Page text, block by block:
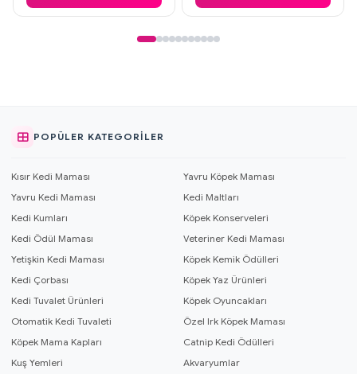
POPÜLER KATEGORILER
Kısır Kedi Maması
Yavru Köpek Maması
Yavru Kedi Maması
Kedi Maltları
Kedi Kumları
Köpek Konserveleri
Kedi Ödül Maması
Veteriner Kedi Maması
Yetişkin Kedi Maması
Köpek Kemik Ödülleri
Kedi Çorbası
Köpek Yaz Ürünleri
Kedi Tuvalet Ürünleri
Köpek Oyuncakları
Otomatik Kedi Tuvaleti
Özel Irk Köpek Maması
Köpek Mama Kapları
Catnip Kedi Ödülleri
Kuş Yemleri
Akvaryumlar